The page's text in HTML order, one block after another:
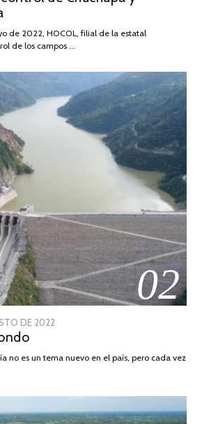
2026
de 2022, HOCOL, filial de la estatal
de los campos …
02
DE 2022
DE
no es un tema nuevo en el país, pero cada vez